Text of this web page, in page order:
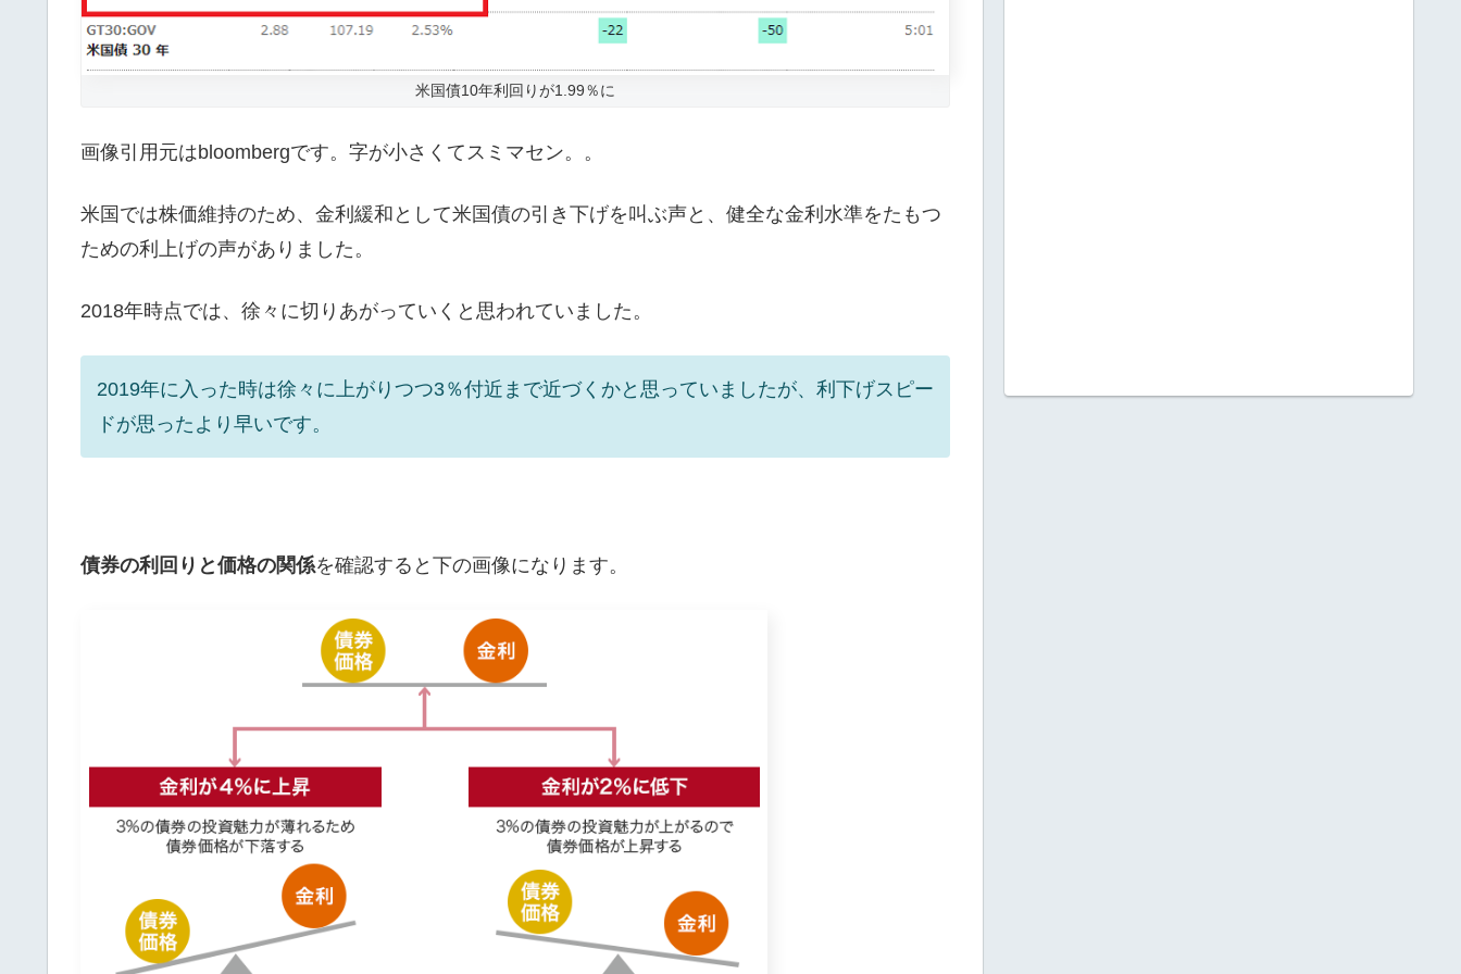
米国債10年利回りが1.99％に
画像引用元はbloombergです。字が小さくてスミマセン。。
米国では株価維持のため、金利緩和として米国債の引き下げを叫ぶ声と、健全な金利水準をたもつ
ための利上げの声がありました。
2018年時点では、徐々に切りあがっていくと思われていました。
2019年に入った時は徐々に上がりつつ3％付近まで近づくかと思っていましたが、利下げスピー
ドが思ったより早いです。
債券の利回りと価格の関係を確認すると下の画像になります。